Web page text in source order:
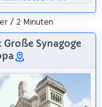
/ 2 Minuten
Synagoge